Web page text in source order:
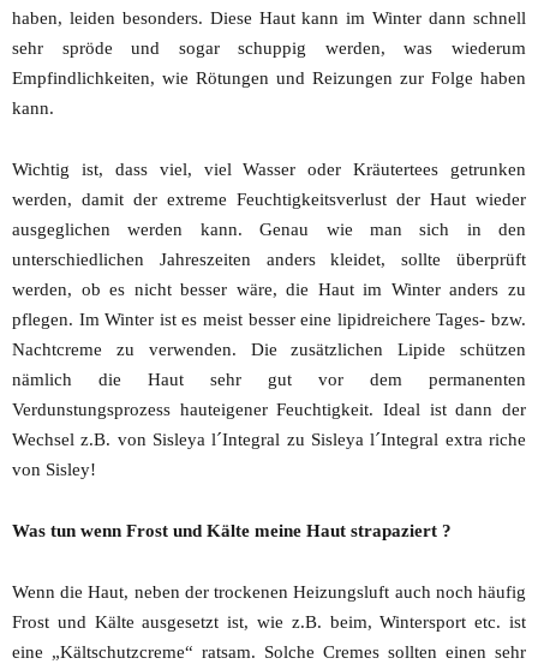
haben, leiden besonders. Diese Haut kann im Winter dann schnell
sehr spröde und sogar schuppig werden, was wiederum
Empfindlichkeiten, wie Rötungen und Reizungen zur Folge haben
kann.
Wichtig ist, dass viel, viel Wasser oder Kräutertees getrunken
werden, damit der extreme Feuchtigkeitsverlust der Haut wieder
ausgeglichen werden kann. Genau wie man sich in den
unterschiedlichen Jahreszeiten anders kleidet, sollte überprüft
werden, ob es nicht besser wäre, die Haut im Winter anders zu
pflegen. Im Winter ist es meist besser eine lipidreichere Tages- bzw.
Nachtcreme zu verwenden. Die zusätzlichen Lipide schützen
nämlich die Haut sehr gut vor dem permanenten
Verdunstungsprozess hauteigener Feuchtigkeit. Ideal ist dann der
Wechsel z.B. von Sisleya l´Integral zu Sisleya l´Integral extra riche
von Sisley!
Was tun wenn Frost und Kälte meine Haut strapaziert ?
Wenn die Haut, neben der trockenen Heizungsluft auch noch häufig
Frost und Kälte ausgesetzt ist, wie z.B. beim, Wintersport etc. ist
eine „Kältschutzcreme“ ratsam. Solche Cremes sollten einen sehr